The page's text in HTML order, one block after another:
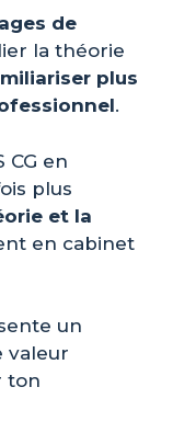
de
la théorie
plus
.
CG en
plus
et la
en cabinet
un
valeur
ton